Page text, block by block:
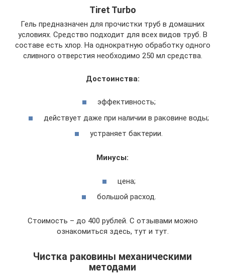
Tiret Turbo
Гель предназначен для прочистки труб в домашних
условиях. Средство подходит для всех видов труб. В
составе есть хлор. На однократную обработку одного
сливного отверстия необходимо 250 мл средства.
Достоинства:
эффективность;
действует даже при наличии в раковине воды;
устраняет бактерии.
Минусы:
цена;
большой расход.
Стоимость – до 400 рублей. С отзывами можно
ознакомиться здесь, тут и тут.
Чистка раковины механическими
методами